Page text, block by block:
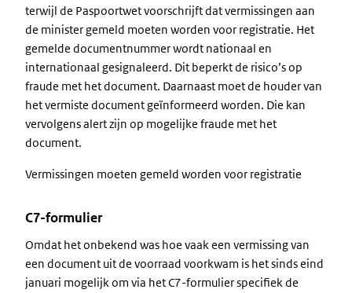
terwijl de Paspoortwet voorschrijft dat vermissingen aan
de minister gemeld moeten worden voor registratie. Het
gemelde documentnummer wordt nationaal en
internationaal gesignaleerd. Dit beperkt de risico’s op
fraude met het document. Daarnaast moet de houder van
het vermiste document geïnformeerd worden. Die kan
vervolgens alert zijn op mogelijke fraude met het
document.
Vermissingen moeten gemeld worden voor registratie
C7-formulier
Omdat het onbekend was hoe vaak een vermissing van
een document uit de voorraad voorkwam is het sinds eind
januari mogelijk om via het C7-formulier specifiek de